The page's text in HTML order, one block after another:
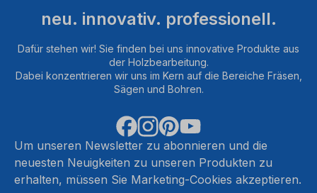
neu. innovativ. professionell.
Dafür stehen wir! Sie finden bei uns innovative Produkte aus
der Holzbearbeitung.
Dabei konzentrieren wir uns im Kern auf die Bereiche Fräsen,
Sägen und Bohren.
Um unseren Newsletter zu abonnieren und die
neuesten Neuigkeiten zu unseren Produkten zu
erhalten, müssen Sie Marketing-Cookies akzeptieren.